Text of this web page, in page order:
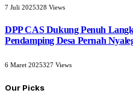
7 Juli 2025328 Views
DPP CAS Dukung Penuh
Pendamping Desa Pernah
6 Maret 2025327 Views
Our Picks